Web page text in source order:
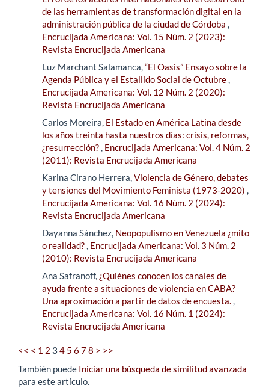
de las herramientas de transformación digital en la
administración pública de la ciudad de Córdoba ,
Encrucijada Americana: Vol. 15 Núm. 2 (2023):
Revista Encrucijada Americana
Luz Marchant Salamanca,“El Oasis” Ensayo sobre la
Agenda Pública y el Estallido Social de Octubre,
Encrucijada Americana: Vol. 12 Núm. 2 (2020):
Revista Encrucijada Americana
Carlos Moreira, El Estado en América Latina desde
los años treinta hasta nuestros días: crisis, reformas,
¿resurrección?, Encrucijada Americana: Vol. 4 Núm. 2
(2011): Revista Encrucijada Americana
Karina Cirano Herrera,Violencia de Género, debates
y tensiones del Movimiento Feminista (1973-2020) ,
Encrucijada Americana: Vol. 16 Núm. 2 (2024):
Revista Encrucijada Americana
Dayanna Sánchez, Neopopulismo en Venezuela ¿mito
o realidad?, Encrucijada Americana: Vol. 3 Núm. 2
(2010): Revista Encrucijada Americana
Ana Safranoff, ¿Quiénes conocen los canales de
ayuda frente a situaciones de violencia en CABA?
Una aproximación a partir de datos de encuesta.,
Encrucijada Americana: Vol. 16 Núm. 1 (2024):
Revista Encrucijada Americana
<< < 1 2 34 5 6 78 > >>
También puede Iniciar una búsqueda de similitud avanzada
para este artículo.